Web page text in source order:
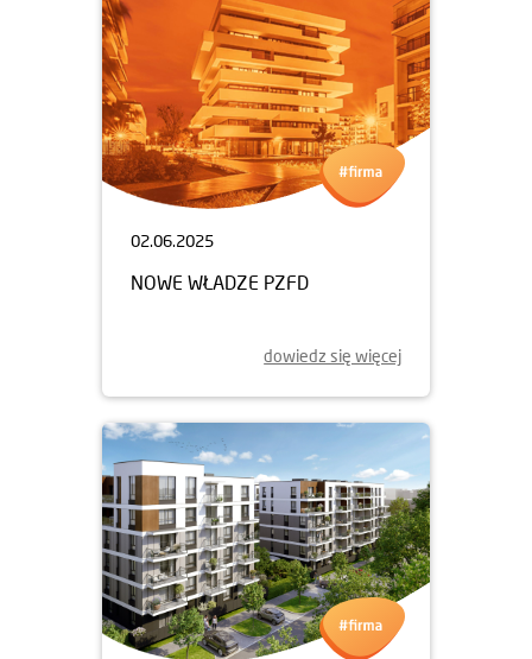
02.06.2025
NOWE WŁADZE PZFD
dowiedz się więcej